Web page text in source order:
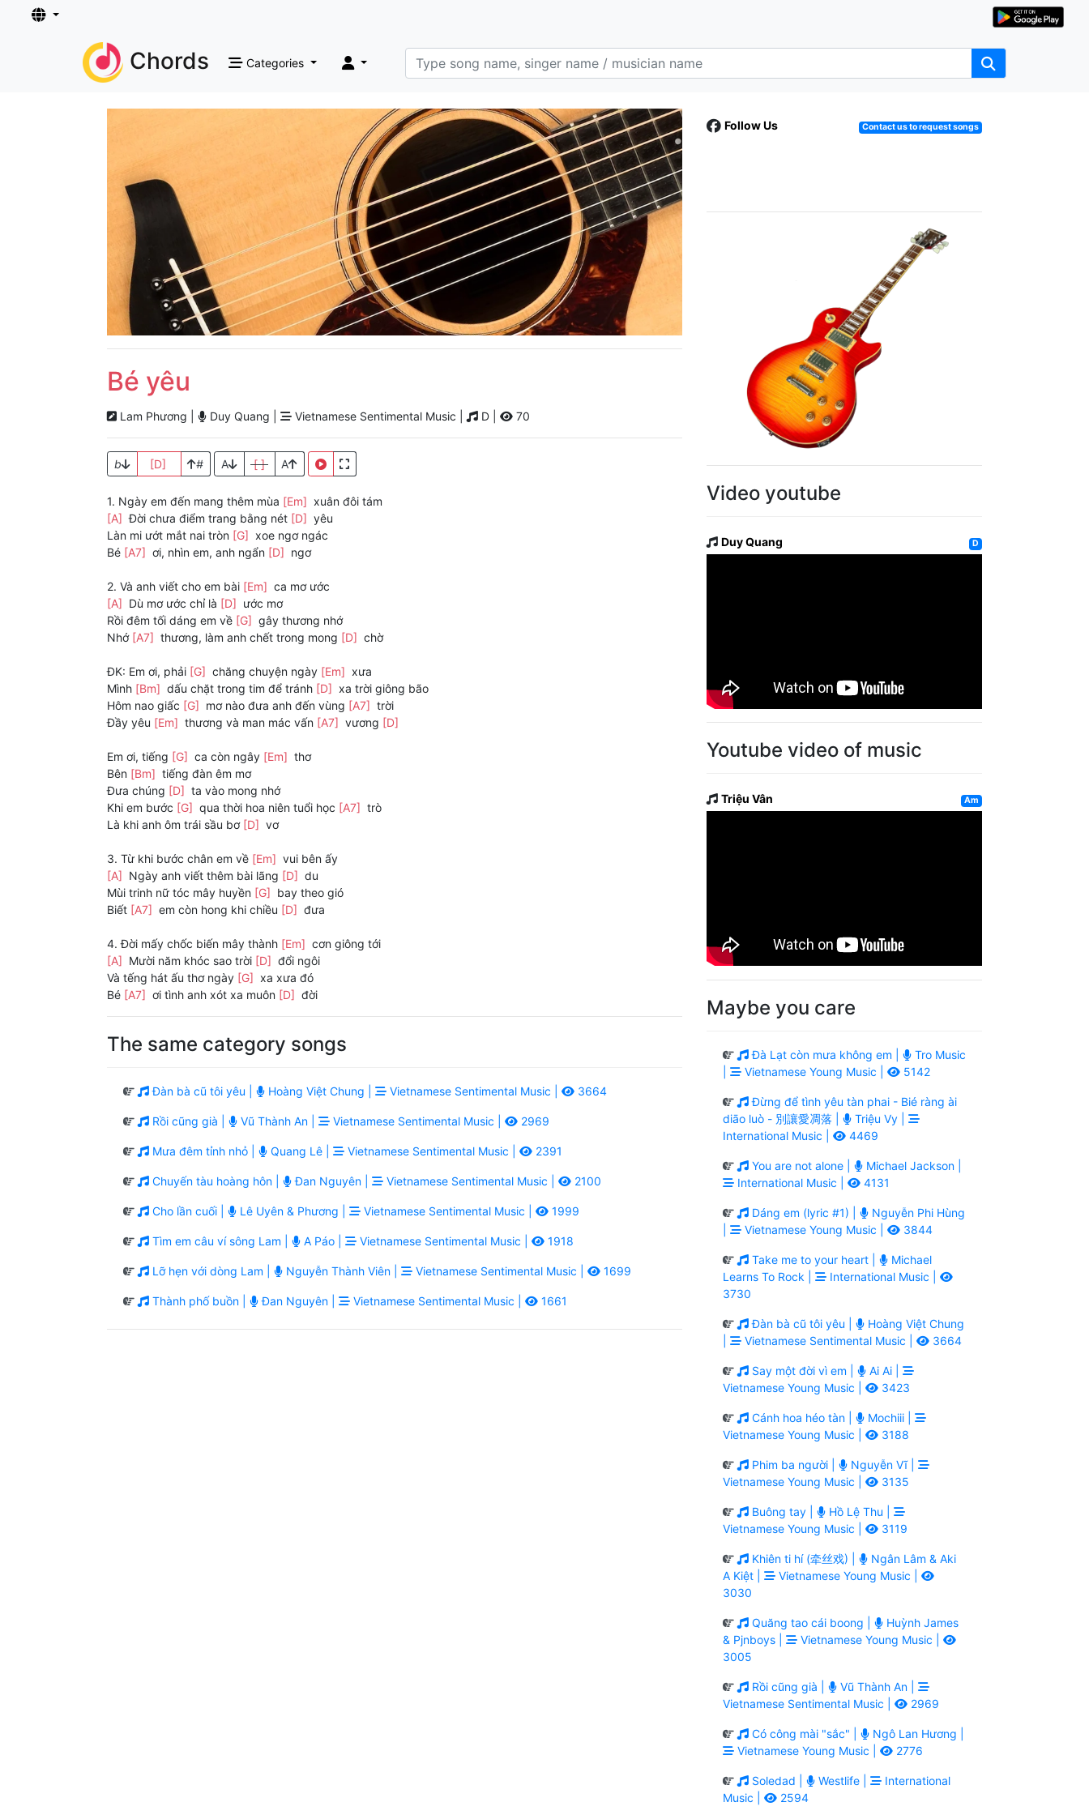
Chords Categories
Bé yêu
Lam Phương | Duy Quang | Vietnamese Sentimental Music | D | 70
b [D] # A [ ] A
1. Ngày em đến mang thêm mùa [Em] xuân đôi tám
[A] Đời chưa điểm trang bằng nét [D] yêu
Làn mi ướt mắt nai tròn [G] xoe ngơ ngác
Bé [A7] ơi, nhìn em, anh ngẩn [D] ngơ
2. Và anh viết cho em bài [Em] ca mơ ước
[A] Dù mơ ước chỉ là [D] ước mơ
Rồi đêm tối dáng em về [G] gây thương nhớ
Nhớ [A7] thương, làm anh chết trong mong [D] chờ
ĐK: Em ơi, phải [G] chăng chuyện ngày [Em] xưa
Mình [Bm] dấu chặt trong tim để tránh [D] xa trời giông bão
Hôm nao giấc [G] mơ nào đưa anh đến vùng [A7] trời
Đầy yêu [Em] thương và man mác vấn [A7] vương [D]
Em ơi, tiếng [G] ca còn ngây [Em] thơ
Bên [Bm] tiếng đàn êm mơ
Đưa chúng [D] ta vào mong nhớ
Khi em bước [G] qua thời hoa niên tuổi học [A7] trò
Là khi anh ôm trái sầu bơ [D] vơ
3. Từ khi bước chân em về [Em] vui bên ấy
[A] Ngày anh viết thêm bài lãng [D] du
Mùi trinh nữ tóc mây huyền [G] bay theo gió
Biết [A7] em còn hong khi chiều [D] đưa
4. Đời mấy chốc biến mây thành [Em] cơn giông tới
[A] Mười năm khóc sao trời [D] đổi ngôi
Và tếng hát ấu thơ ngày [G] xa xưa đó
Bé [A7] ơi tình anh xót xa muôn [D] đời
The same category songs
Đàn bà cũ tôi yêu | Hoàng Việt Chung | Vietnamese Sentimental Music | 3664
Rồi cũng già | Vũ Thành An | Vietnamese Sentimental Music | 2969
Mưa đêm tỉnh nhỏ | Quang Lê | Vietnamese Sentimental Music | 2391
Chuyến tàu hoàng hôn | Đan Nguyên | Vietnamese Sentimental Music | 2100
Cho lần cuối | Lê Uyên & Phương | Vietnamese Sentimental Music | 1999
Tìm em câu ví sông Lam | A Páo | Vietnamese Sentimental Music | 1918
Lỡ hẹn với dòng Lam | Nguyễn Thành Viên | Vietnamese Sentimental Music | 1699
Thành phố buồn | Đan Nguyên | Vietnamese Sentimental Music | 1661
Follow Us Contact us to request songs
Video youtube
Duy Quang D
Youtube video of music
Triệu Vân Am
Maybe you care
Đà Lạt còn mưa không em |
Tro Music
Vietnamese Young Music | 5142
Đừng để tình yêu tàn phai - Bié ràng ài
diāo luò - 別讓愛凋落 |
Triệu Vy |
International Music |
4469
You are not alone |
Michael Jackson |
International Music |
4131
Dáng em (lyric #1) |
Nguyễn Phi Hùng
Vietnamese Young Music | 3844
Take me to your heart |
Michael
Learns To Rock |
International Music |
3730
Đàn bà cũ tôi yêu |
Hoàng Việt Chung
Vietnamese Sentimental Music | 3664
Say một đời vì em |
Ai Ai |
Vietnamese Young Music |
3423
Cánh hoa héo tàn |
Mochiii |
Vietnamese Young Music |
3188
Phim ba người |
Nguyễn Vĩ |
Vietnamese Young Music |
3135
Buông tay |
Hồ Lệ Thu |
Vietnamese Young Music |
3119
Khiên ti hí (牵丝戏) |
Ngân Lâm & Aki
A Kiệt |
Vietnamese Young Music |
3030
Quăng tao cái boong |
Huỳnh James
& Pjnboys |
Vietnamese Young Music |
3005
Rồi cũng già |
Vũ Thành An |
Vietnamese Sentimental Music |
2969
Có công mài "sắc" |
Ngô Lan Hương |
Vietnamese Young Music |
2776
Soledad | Westlife |
International
Music |
2594